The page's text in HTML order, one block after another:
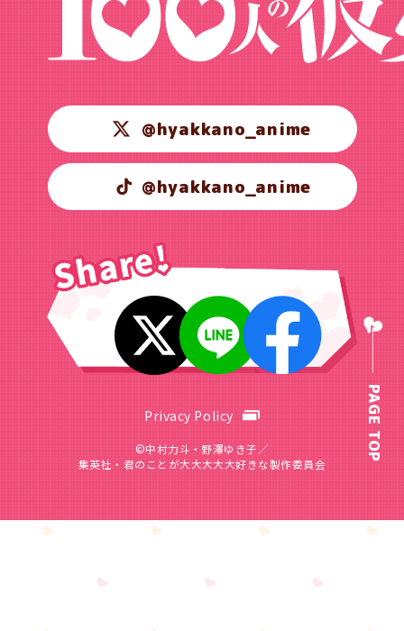
@hyakkano_anime
@hyakkano_anime
Privacy Policy
©中村力斗・野澤ゆき子／
集英社・君のことが大大大大大好きな製作委員会
PAGE TOP